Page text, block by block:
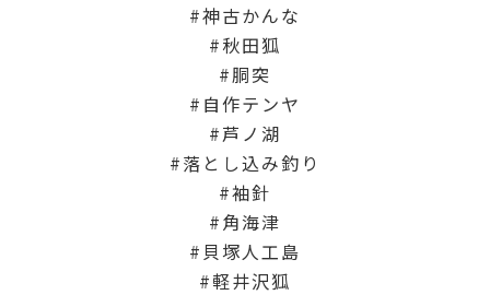
神古かんな
秋田狐
胴突
自作テンヤ
芦ノ湖
落とし込み釣り
袖針
角海津
貝塚人工島
軽井沢狐